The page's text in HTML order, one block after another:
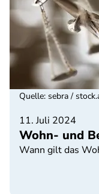
11. Juli 2024
Wohn- und
Wann gilt das
Quelle: sebra /